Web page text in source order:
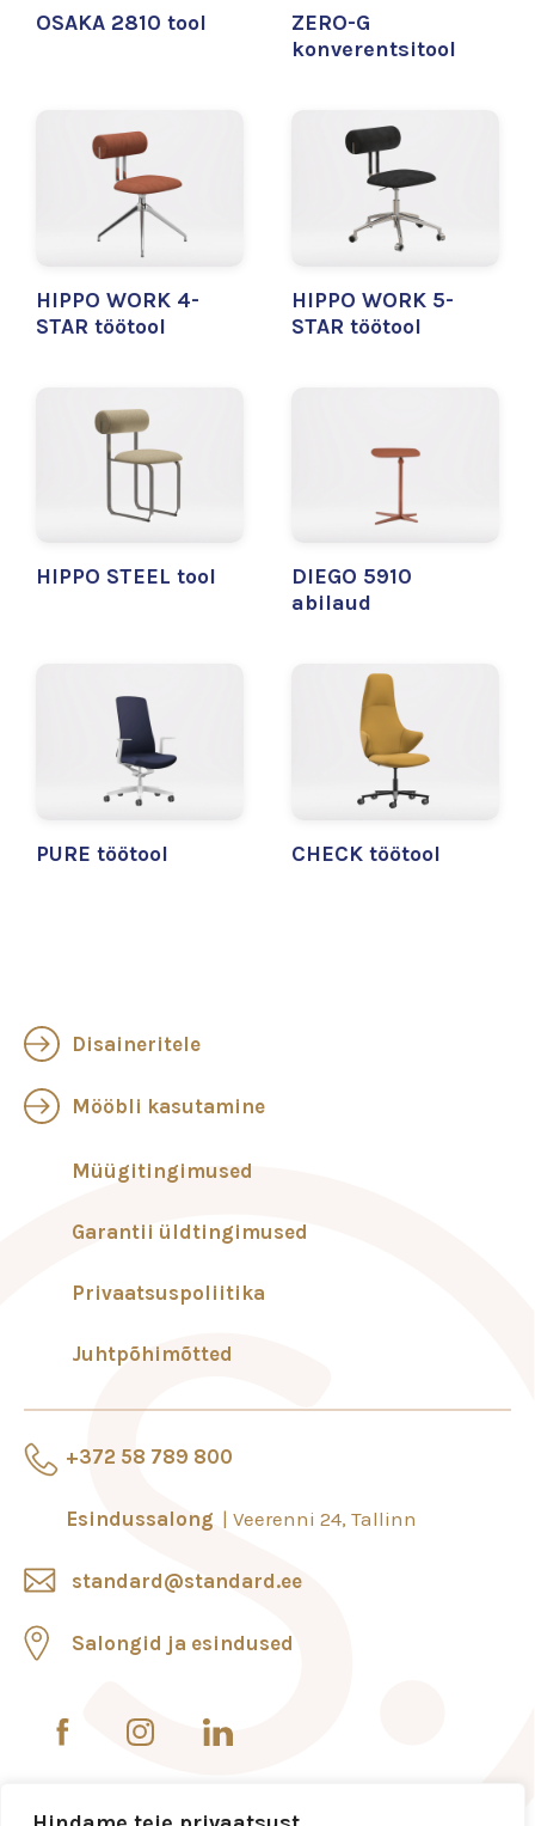
OSAKA 2810 tool
ZERO-G
konverentsitool
HIPPO WORK 4-
STAR töötool
HIPPO WORK 5-
STAR töötool
HIPPO STEEL tool
DIEGO 5910
abilaud
PURE töötool CHECK töötool
+372 58 789 800
Esindussalong Veerenni 24, Tallinn
standard@standard.ee
Salongid ja esindused
Disaineritele
Mööbli kasutamine
Müügitingimused
Garantii üldtingimused
Privaatsuspoliitika
Juhtpõhimõtted